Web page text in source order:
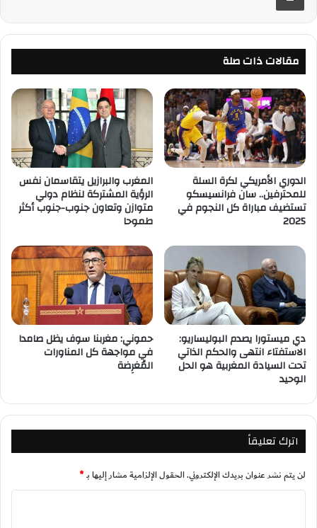
مقالات ذات صلة
الدوري الأمريكي لكرة السلة
للمحترفين.. سان فرانسيسكو
تستضيف مباراة كل النجوم في
2025
المغرب والبرازيل يتقاسمان نفس
الرؤية المشتركة لنظام دولي
متوازن وتعاون جنوب-جنوب أكثر
طموحا
دي ميستورا يصدم البوليساريو:
الاستفتاء انتهى والحكم الذاتي
تحت السيادة المغربية هو الحل
الوحيد
حموني: مغربنا سوف يظل صامدا
في مواجهة كل المناورات
المُغرِضة
اترك تعليقاً
لن يتم نشر عنوان بريدك الإلكتروني.الحقول الإلزامية مشار إليها بـ*